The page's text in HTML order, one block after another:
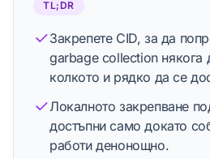
TL;DR
Закрепете CID, за да
garbage collection някога
колкото и рядко да се
Локалното закрепване
достъпни само докато
работи денонощно.